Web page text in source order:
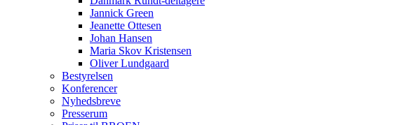
Jannick Green
Jeanette Ottesen
Johan Hansen
Maria Skov Kristensen
Oliver Lundgaard
Bestyrelsen
Konferencer
Nyhedsbreve
Presserum